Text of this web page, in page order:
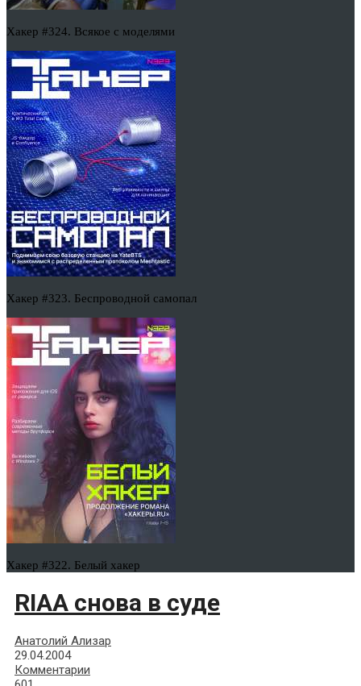
Хакер #324. Всякое с моделями
Хакер #323. Беспроводной самопал
Хакер #322. Белый хакер
RIAA снова в суде
Анатолий Ализар
29.04.2004
Комментарии